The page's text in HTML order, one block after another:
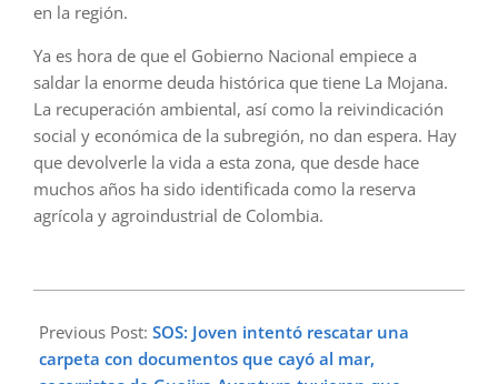
en la región.
Ya es hora de que el Gobierno Nacional empiece a
saldar la enorme deuda histórica que tiene La Mojana.
La recuperación ambiental, así como la reivindicación
social y económica de la subregión, no dan espera. Hay
que devolverle la vida a esta zona, que desde hace
muchos años ha sido identificada como la reserva
agrícola y agroindustrial de Colombia.
09-
13
Previous Post: SOS: Joven intentó rescatar una
carpeta con documentos que cayó al mar,